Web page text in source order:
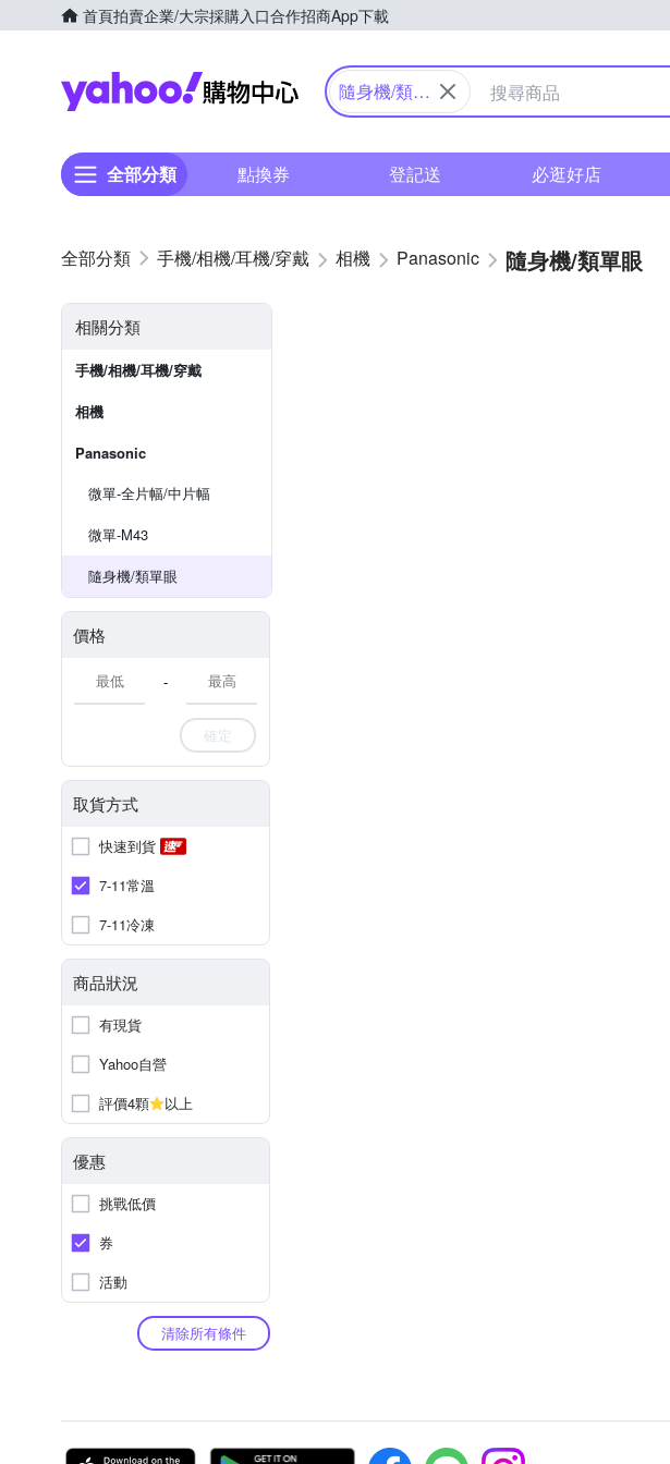
首頁拍賣企業/大宗採購入口合作招商App下載
Yahoo購物中心
隨身機/類單
全部分類 點換券 登記送 必逛好店
手機/相機/耳機/穿戴 相機 Panasonic 隨身機/類單眼
相關分類
手機/相機/耳機/穿戴
相機
Panasonic
微單-全片幅/中片幅
微單-M43
隨身機/類單眼
價格
-
確定
取貨方式
快速到貨
7-11常溫
7-11冷凍
商品狀況
有現貨
Yahoo自營
評價4顆
以上
優惠
挑戰低價
券
活動
清除所有條件